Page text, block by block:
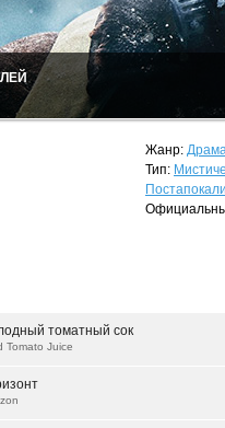
Жанр:
Тип:
томатный сок
Tomato Juice